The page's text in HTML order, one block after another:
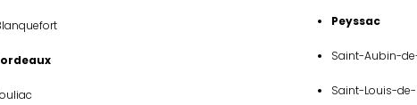
Peyssac
Saint-Aubin-
Saint-Louis-